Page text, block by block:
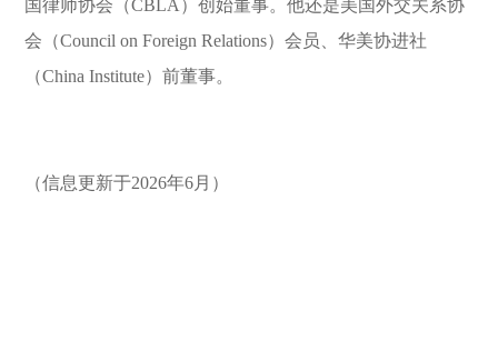
国律师协会（CBLA）创始董事。他还是美国外交关系协
会（Council on Foreign Relations）会员、华美协进社
（China Institute）前董事。
（信息更新于2026年6月）